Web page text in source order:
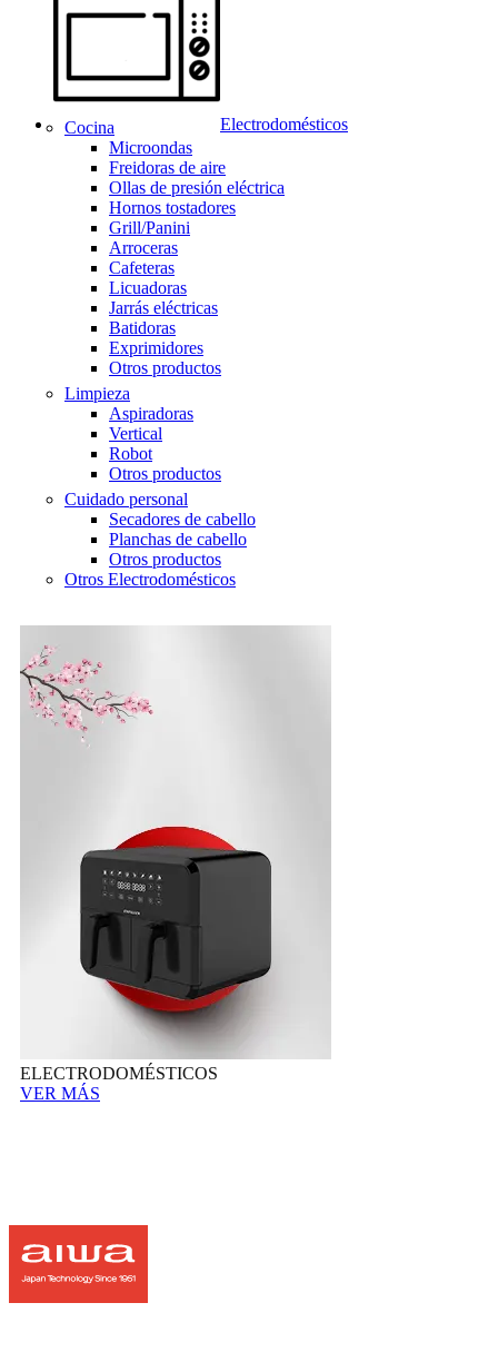
Electrodomésticos
Cocina
Microondas
Freidoras de aire
Ollas de presión eléctrica
Hornos tostadores
Grill/Panini
Arroceras
Cafeteras
Licuadoras
Jarrás eléctricas
Batidoras
Exprimidores
Otros productos
Limpieza
Aspiradoras
Vertical
Robot
Otros productos
Cuidado personal
Secadores de cabello
Planchas de cabello
Otros productos
Otros Electrodomésticos
ELECTRODOMÉSTICOS
VER MÁS